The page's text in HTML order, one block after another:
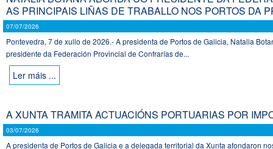
AS PRINCIPAIS LIÑAS DE TRABALLO NOS PORTOS DA
07/07/2026
Pontevedra, 7 de xullo de 2026.- A presidenta de Portos de Galicia, Natalia
presidente da Federación Provincial de Confrarías de...
Ler máis ...
A XUNTA TRAMITA ACTUACIÓNS PORTUARIAS POR
03/07/2026
A presidenta de Portos de Galicia e a delegada territorial da Xunta afondaron